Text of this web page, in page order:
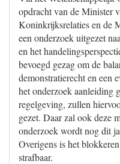
opdracht van de Minister
Koninkrijksrelaties en de
een onderzoek uitgezet
en het
bevoegd gezag om de
demonstratierecht en een
het onderzoek aanleiding
regelgeving, zullen
gezet. Daar zal ook deze
onderzoek wordt nog dit
Overigens is het
strafbaar.